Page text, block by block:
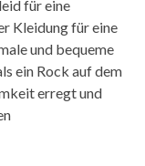
für eine
Kleidung für eine
und bequeme
ein Rock auf dem
erregt und